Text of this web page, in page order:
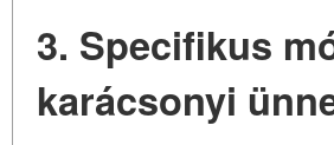
3. Specifikus
karácsonyi